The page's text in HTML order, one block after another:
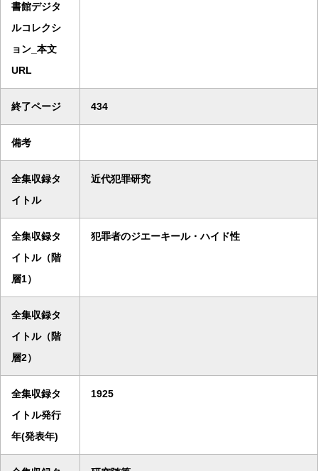
書館デジタ
ルコレクシ
ョン_本文
URL
終了ページ 434
備考
全集収録タ
イトル
近代犯罪研究
全集収録タ
イトル（階
層1）
犯罪者のジエーキール・ハイド性
全集収録タ
イトル（階
層2）
全集収録タ
イトル発行
年(発表年)
1925